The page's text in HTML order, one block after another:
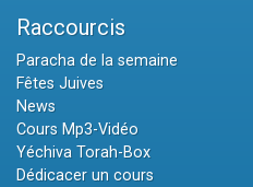
Raccourcis
Paracha de la semaine
Fêtes Juives
News
Cours Mp3-Vidéo
Yéchiva Torah-Box
Dédicacer un cours